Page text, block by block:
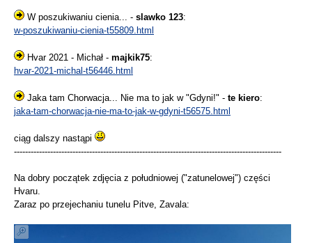
W poszukiwaniu cienia... - slawko 123:
w-poszukiwaniu-cienia-t55809.html
Hvar 2021 - Michał - majkik75:
hvar-2021-michal-t56446.html
Jaka tam Chorwacja... Nie ma to jak w "Gdyni!" - te kiero:
jaka-tam-chorwacja-nie-ma-to-jak-w-gdyni-t56575.html
ciąg dalszy nastąpi
------------------------------------------------------------------------------------------------
Na dobry początek zdjęcia z południowej ("zatunelowej") części
Hvaru.
Zaraz po przejechaniu tunelu Pitve, Zavala: